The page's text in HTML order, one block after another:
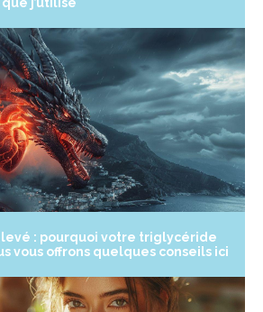
: pourquoi votre triglycéride
vous offrons quelques conseils ici